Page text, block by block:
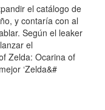
el catálogo de
y contaría con al
Según el leaker
el
Zelda: Ocarina of
‘Zelda&#